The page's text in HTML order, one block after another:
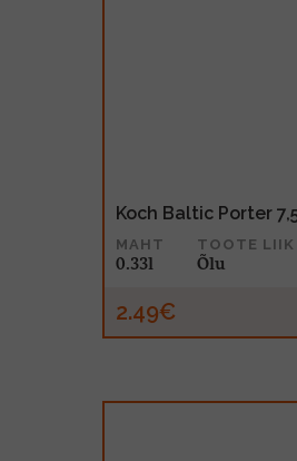
Koch Baltic Porter
MAHT
0.33l
TOOTE LIIK
Õlu
2.49€